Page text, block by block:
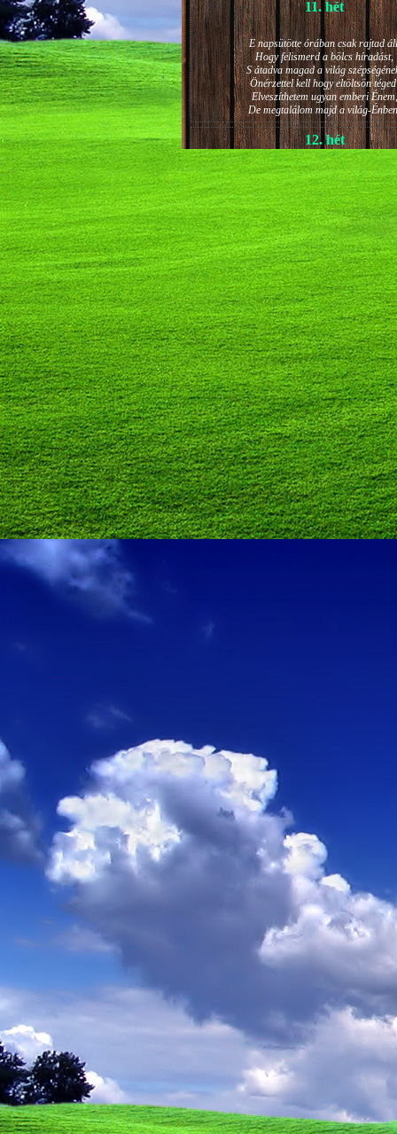
11. hét
E napsütötte órában csak rajtad
Hogy felismerd a bölcs híradást,
S átadva magad a világ
Önérzettel kell hogy eltöltsön
Elveszíthetem ugyan emberi Énem,
De megtalálom majd a világ-
12. hét
JÁNOS-NAPI HANGULAT
A világ szépséges ragyogása -
Lelkem mélyéről - arra kényszerít,
Késztessem kozmikus
Életem isteni képességeit:
Hogy saját lényemet elhagyjam,
S bizakodva keressem önmagam
A kozmikus hő- és fényáradatban.
13. hét
És szárnyalván érzéki
Lelkem mélységeiben is fellobban,
S az isteni igazság szava szól
A szellem tüzének világából:
Szellemi alapjaidhoz eljutva ismerd
Hogy rokonságban állsz a
14. hét
Átadva magam az érzékek
Elveszítettem azt, ami saját lényem
S már úgy tűnt, hogy a gondolkodás
Kábulttá vált Énemet is magával
De ébresztőleg hatva rám az érzéki
Hogy bensőmben maradjon rejtve a szellem
Megérzésem tőlem most szigorral ezt
Hogy isteni adottságaim beérvén
Teremjenek lelkem mélyén
Gyümölcsöt saját Énem számára.
17. hét
Így szól a kozmikus Ige,
Melyet érzékeim kapuin
Vezethettem lelkem mélységeibe:
Kozmikus távlataimmal töltsd be
Szellemed mélységeit, hogy
Megtalálhass engem -
Kitágíthatom-e annyira a lelkem,
Hogy a kozmikus Igével
Melynek csíráját már magába
Úgy sejtem, hogy új erőre kapva
Lelkemet méltóvá kell tennem arra,
Hogy önmagát a szellem ruhájává
19. hét